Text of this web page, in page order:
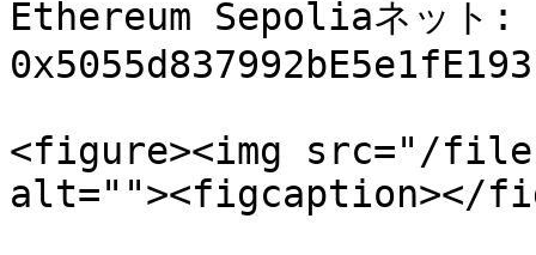
Ethereum Sepoliaネット:
<figure><img src="/
alt=""><figcaption></